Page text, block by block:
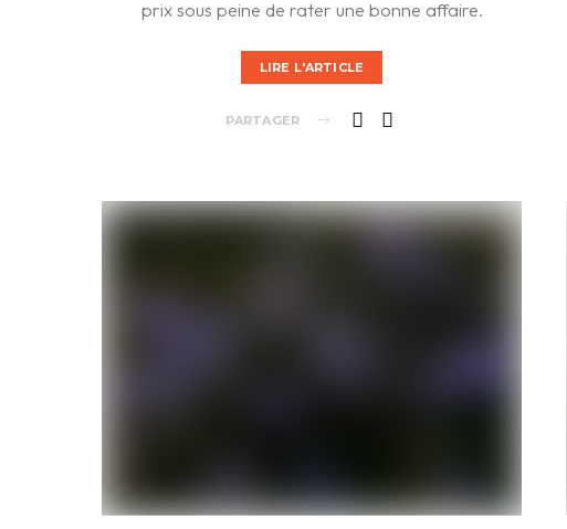
prix sous peine de rater une bonne affaire.
LIRE L'ARTICLE
PARTAGER